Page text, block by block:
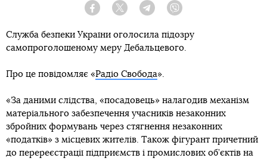
Facebook Twitter Telegram
Служба безпеки України оголосила підозру
самопроголошеному меру Дебальцевого.
Про це повідомляє «Радіо Свобода».
«За даними слідства, «посадовець» налагодив механізм
матеріального забезпечення учасників незаконних
збройних формувань через стягнення незаконних
«податків» з місцевих жителів. Також фігурант причетний
до перереєстрації підприємств і промислових об’єктів на